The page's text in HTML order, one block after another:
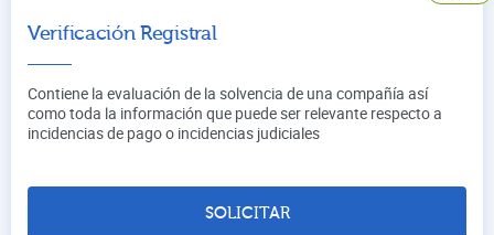
Verificación Registral
Contiene la evaluación de la solvencia de una compañía así
como toda la información que puede ser relevante respecto a
incidencias de pago o incidencias judiciales
SOLICITAR